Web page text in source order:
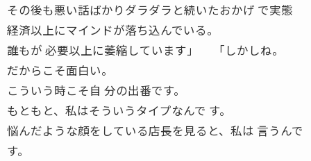
その後も悪い話ばかりダラダラと続いたおかげ で実態
経済以上にマインドが落ち込んでいる。
誰もが 必要以上に萎縮しています」 「しかしね。
だからこそ面白い。
こういう時こそ自 分の出番です。
もともと、私はそういうタイプなんで す。
悩んだような顔をしている店長を見ると、私は 言うんで
す。